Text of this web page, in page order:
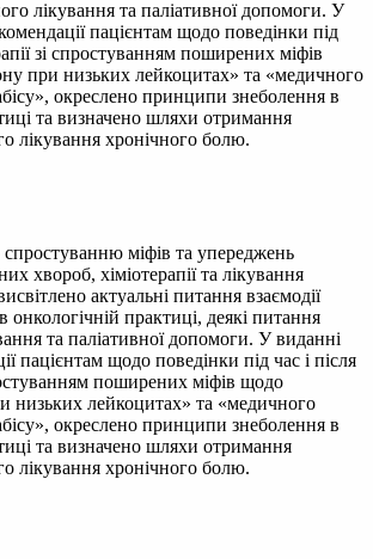
лікування та паліативної допомоги. У
пацієнтам щодо поведінки під
зі спростуванням поширених міфів
при низьких лейкоцитах» та «медичного
окреслено принципи знеболення в
та визначено шляхи отримання
лікування хронічного болю.
міфів та упереджень
хвороб, хіміотерапії та лікування
актуальні питання взаємодії
в онкологічній практиці, деякі питання
та паліативної допомоги. У виданні
пацієнтам щодо поведінки під час і після
поширених міфів щодо
низьких лейкоцитах» та «медичного
окреслено принципи знеболення в
та визначено шляхи отримання
лікування хронічного болю.